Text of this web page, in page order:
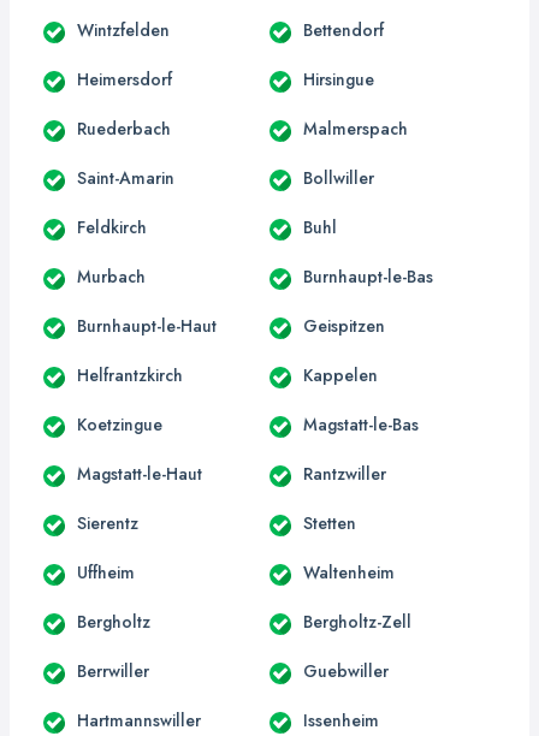
Wintzfelden Bettendorf
Heimersdorf Hirsingue
Ruederbach Malmerspach
Saint-Amarin Bollwiller
Feldkirch Buhl
Murbach Burnhaupt-le-Bas
Burnhaupt-le-Haut Geispitzen
Helfrantzkirch Kappelen
Koetzingue Magstatt-le-Bas
Magstatt-le-Haut Rantzwiller
Sierentz Stetten
Uffheim Waltenheim
Bergholtz Bergholtz-Zell
Berrwiller Guebwiller
Hartmannswiller Issenheim